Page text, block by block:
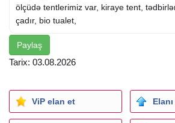
ölçüdə tentlerimiz var, kiraye tent,
çadır, bio tualet,
Paylaş
Tarix: 03.08.2026
ViP elan et